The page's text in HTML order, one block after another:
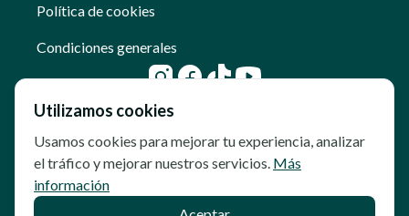
Política de cookies
Condiciones generales
Utilizamos cookies
Usamos cookies para mejorar tu experiencia, analizar
el tráfico y mejorar nuestros servicios. Más
información